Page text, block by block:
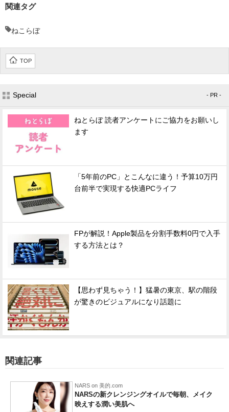
関連タグ
ねこらぼ
TOP
Special - PR -
ねとらぼ 読者アンケートにご協力をお願いし
ます
「5年前のPC」とこんなに違う！予算10万円
台前半で実現する快適PCライフ
FPが解説！Apple製品を分割手数料0円で入手
する方法とは？
【思わず見ちゃう！】猛暑の東京、駅の階段
が驚きのビジュアルになり話題に
関連記事
NARS on 美的.com
NARSの新クレンジングオイルで毎朝、メイク
映えする潤い美肌へ